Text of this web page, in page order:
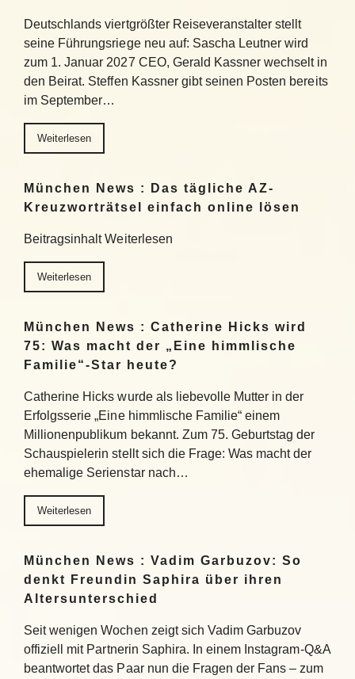
Deutschlands viertgrößter Reiseveranstalter stellt
seine Führungsriege neu auf: Sascha Leutner wird
zum 1. Januar 2027 CEO, Gerald Kassner wechselt in
den Beirat. Steffen Kassner gibt seinen Posten bereits
im September…
Weiterlesen
München News : Das tägliche AZ-
Kreuzworträtsel einfach online lösen
Beitragsinhalt Weiterlesen
Weiterlesen
München News : Catherine Hicks wird
75: Was macht der „Eine himmlische
Familie“-Star heute?
Catherine Hicks wurde als liebevolle Mutter in der
Erfolgsserie „Eine himmlische Familie“ einem
Millionenpublikum bekannt. Zum 75. Geburtstag der
Schauspielerin stellt sich die Frage: Was macht der
ehemalige Serienstar nach…
Weiterlesen
München News : Vadim Garbuzov: So
denkt Freundin Saphira über ihren
Altersunterschied
Seit wenigen Wochen zeigt sich Vadim Garbuzov
offiziell mit Partnerin Saphira. In einem Instagram-Q&A
beantwortet das Paar nun die Fragen der Fans – zum